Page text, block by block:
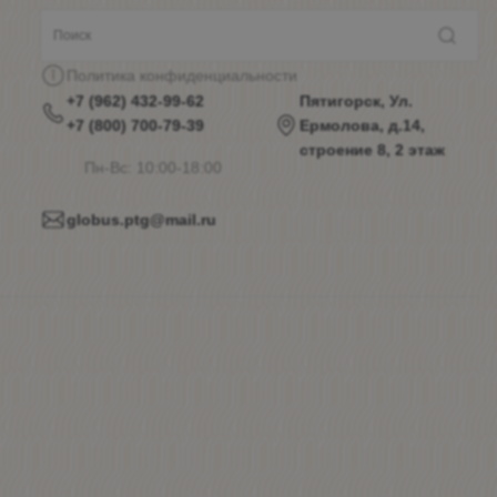
Политика конфиденциальности
+7 (962) 432-99-62
+7 (800) 700-79-39
Пн-Вс: 10:00-18:00
Пятигорск, Ул.
Ермолова, д.14,
строение 8, 2 этаж
globus.ptg@mail.ru